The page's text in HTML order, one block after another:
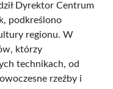
Dyrektor Centrum
podkreślono
regionu. W
którzy
technikach, od
rzeźby i